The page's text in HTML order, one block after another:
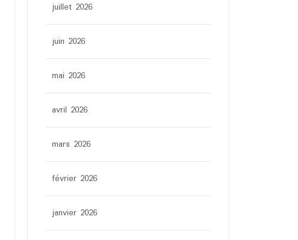
juillet 2026
juin 2026
mai 2026
avril 2026
mars 2026
février 2026
janvier 2026